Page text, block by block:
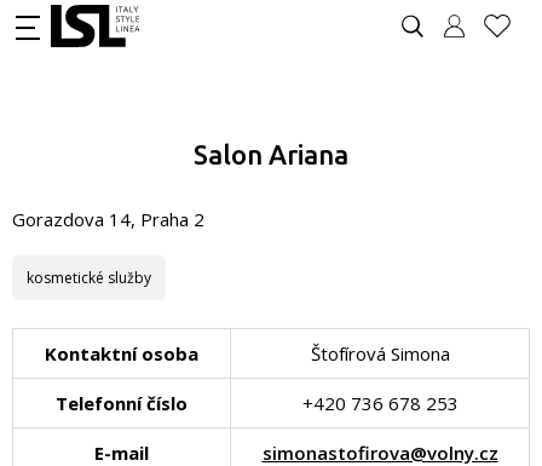
Salon Ariana
Gorazdova 14, Praha 2
kosmetické služby
Kontaktní osoba Štofírová Simona
Telefonní číslo +420 736 678 253
E-mail simonastofirova@volny.cz